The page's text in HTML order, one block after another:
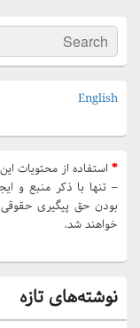
Primary
Sidebar
Widget
Area
Search
for:
English
* استفاده از محتویات
– تنها با ذکر منبع و
بودن حق پیگیری
خواهند شد.
نوشته‌های تازه